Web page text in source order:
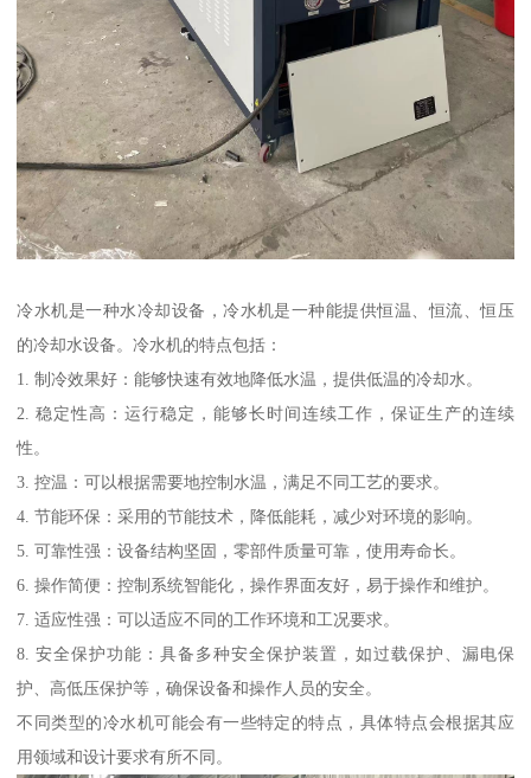
冷水机是一种水冷却设备，冷水机是一种能提供恒温、恒流、恒压
的冷却水设备。冷水机的特点包括：
1. 制冷效果好：能够快速有效地降低水温，提供低温的冷却水。
2. 稳定性高：运行稳定，能够长时间连续工作，保证生产的连续
性。
3. 控温：可以根据需要地控制水温，满足不同工艺的要求。
4. 节能环保：采用的节能技术，降低能耗，减少对环境的影响。
5. 可靠性强：设备结构坚固，零部件质量可靠，使用寿命长。
6. 操作简便：控制系统智能化，操作界面友好，易于操作和维护。
7. 适应性强：可以适应不同的工作环境和工况要求。
8. 安全保护功能：具备多种安全保护装置，如过载保护、漏电保
护、高低压保护等，确保设备和操作人员的安全。
不同类型的冷水机可能会有一些特定的特点，具体特点会根据其应
用领域和设计要求有所不同。